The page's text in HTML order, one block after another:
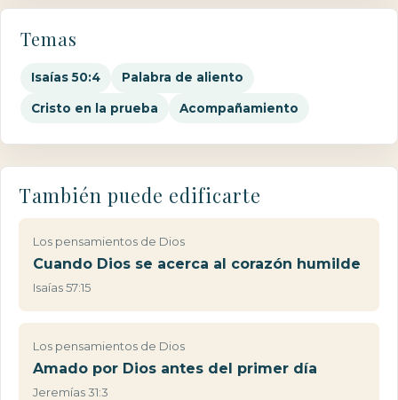
Temas
Isaías 50:4 Palabra de aliento
Cristo en la prueba Acompañamiento
También puede edificarte
Los pensamientos de Dios
Cuando Dios se acerca al corazón humilde
Isaías 57:15
Los pensamientos de Dios
Amado por Dios antes del primer día
Jeremías 31:3